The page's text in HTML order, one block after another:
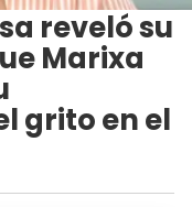
reveló su
Marixa
grito en el